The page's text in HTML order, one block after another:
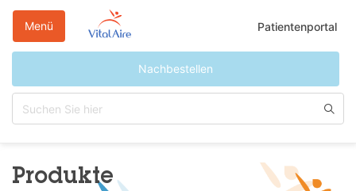
Patientenportal
Nachbestellen
Menü
Produkte